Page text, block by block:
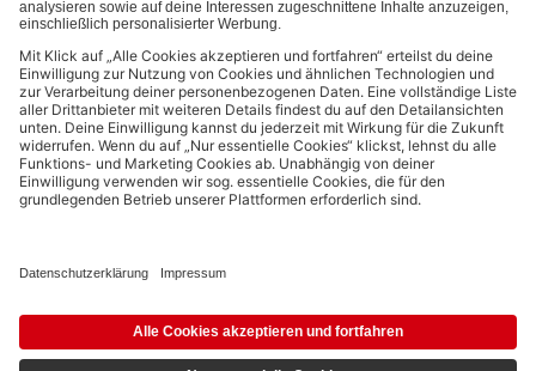
Datenschutzbestimmungen.
Bezahlmethoden:
© 2026 tonies GmbH